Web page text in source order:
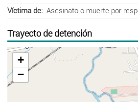
Víctima de
Asesinato o muerte por
Trayecto de detención
+
−